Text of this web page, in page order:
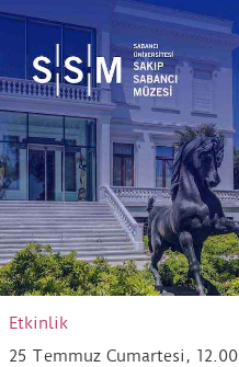
Etkinlik
25 Temmuz Cumartesi, 12.00